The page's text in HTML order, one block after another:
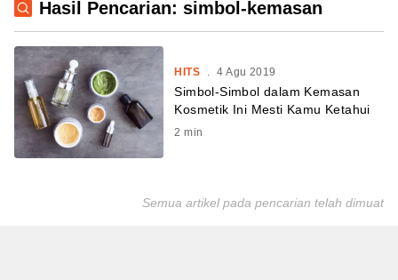
Hasil Pencarian: simbol-kemasan
HITS . 4 Agu 2019
Simbol-Simbol dalam Kemasan
Kosmetik Ini Mesti Kamu Ketahui
2 min
Semua artikel pada pencarian telah dimuat